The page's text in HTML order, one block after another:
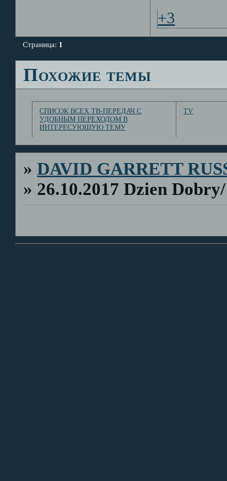
+3
Страница: 1
Похожие темы
СПИСОК ВСЕХ ТВ-ПЕРЕДАЧ С
УДОБНЫМ ПЕРЕХОДОМ В
ИНТЕРЕСУЮЩУЮ ТЕМУ
TV
»DAVID GARRETT
» 26.10.2017 Dzien